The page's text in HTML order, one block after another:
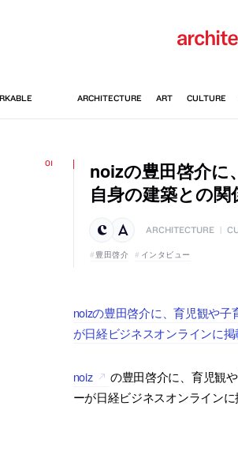
noizの豊田啓介に
自身の建築との
ARCHITECTURE
豊田啓介 インタビュー
noizの豊田啓介に、育児観や
が日経ビジネスオンラインに
noiz
の豊田啓介に、育児観
ーが日経ビジネスオンライン